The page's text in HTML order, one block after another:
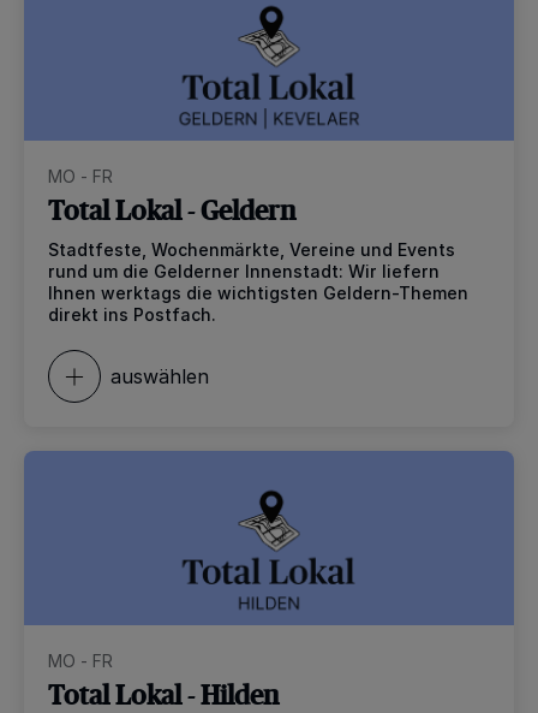
MO - FR
Total Lokal - Geldern
Stadtfeste, Wochenmärkte, Vereine und Events
rund um die Gelderner Innenstadt: Wir liefern
Ihnen werktags die wichtigsten Geldern-Themen
direkt ins Postfach.
auswählen
MO - FR
Total Lokal - Hilden